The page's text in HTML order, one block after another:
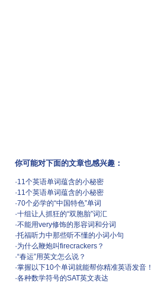
你可能对下面的文章也感兴趣：
·11个英语单词蕴含的小秘密
·11个英语单词蕴含的小秘密
·70个必学的“中国特色”单词
·十组让人抓狂的“双胞胎”词汇
·不能用very修饰的形容词和分词
·托福听力中那些听不懂的小词小句
·为什么鞭炮叫firecrackers？
·“春运”用英文怎么说？
·掌握以下10个单词就能帮你精准英语发音！
·各种数学符号的SAT英文表达